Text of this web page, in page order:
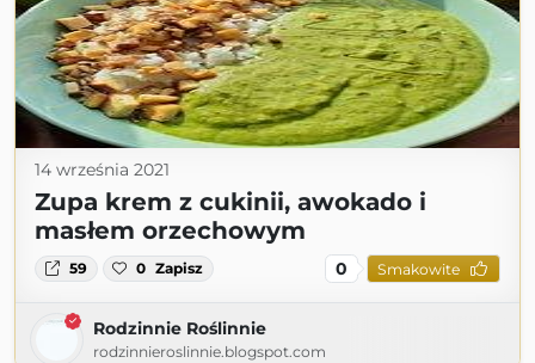
14 września 2021
Zupa krem z cukinii, awokado i
masłem orzechowym
59 0 Zapisz 0 Smakowite
Rodzinnie Roślinnie
rodzinnieroslinnie.blogspot.com